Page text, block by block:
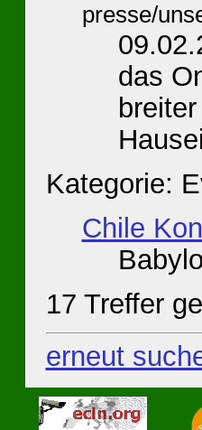
presse/
das
Kategorie:
Chile
17 Treffer
erneut